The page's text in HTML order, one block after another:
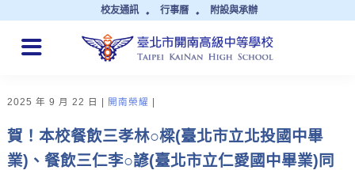
校友通訊 行事曆 附設與承辦
QUICK LINKS
2025 年 9 月 22 日 開南榮耀
賀！本校餐飲三孝林○樑(臺北市立北投國中畢
業)、餐飲三仁李○諺(臺北市立仁愛國中畢業)同